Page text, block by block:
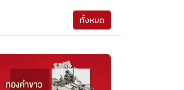
ทั้งหมด